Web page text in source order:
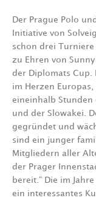
Der Prague Polo
Initiative von
schon drei Turniere
zu Ehren von
der Diplomats Cup.
im Herzen
eineinhalb Stunden
und der Slowakei.
gegründet und
sind ein junger
Mitgliedern aller
der Prager
bereit.“ Die im
ein interessantes